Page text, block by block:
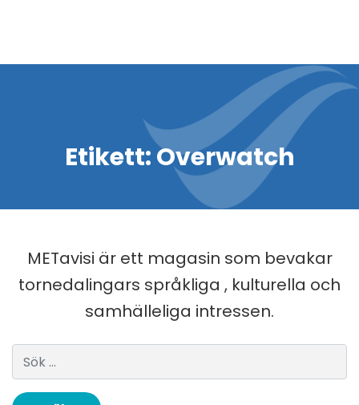
Etikett:Overwatch
METavisi är ett magasin som bevakar
tornedalingars språkliga , kulturella och
samhälleliga intressen.
Sök efter: